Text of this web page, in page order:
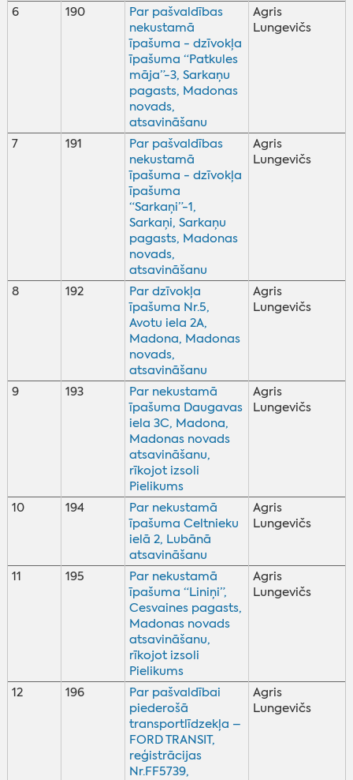
6 190
Par pašvaldības
nekustamā
īpašuma - dzīvokļa
īpašuma “Patkules
māja”-3, Sarkaņu
pagasts, Madonas
novads,
atsavināšanu
Agris
Lungevičs
7 191
Par pašvaldības
nekustamā
īpašuma - dzīvokļa
īpašuma
“Sarkaņi”-1,
Sarkaņi, Sarkaņu
pagasts, Madonas
novads,
atsavināšanu
Agris
Lungevičs
8 192
Par dzīvokļa
īpašuma Nr.5,
Avotu iela 2A,
Madona, Madonas
novads,
atsavināšanu
Agris
Lungevičs
9 193
Par nekustamā
īpašuma Daugavas
iela 3C, Madona,
Madonas novads
atsavināšanu,
rīkojot izsoli
Pielikums
Agris
Lungevičs
10 194
Par nekustamā
īpašuma Celtnieku
ielā 2, Lubānā
atsavināšanu
Agris
Lungevičs
11 195
Par nekustamā
īpašuma “Liniņi”,
Cesvaines pagasts,
Madonas novads
atsavināšanu,
rīkojot izsoli
Pielikums
Agris
Lungevičs
12 196
Par pašvaldībai
piederošā
transportlīdzekļa –
FORD TRANSIT,
reģistrācijas
Nr.FF5739,
Agris
Lungevičs